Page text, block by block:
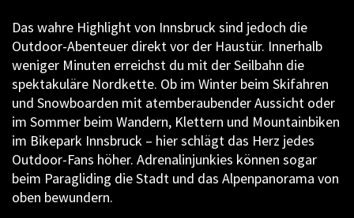
Das wahre Highlight von Innsbruck sind jedoch die
Outdoor-Abenteuer direkt vor der Haustür. Innerhalb
weniger Minuten erreichst du mit der Seilbahn die
spektakuläre Nordkette. Ob im Winter beim Skifahren
und Snowboarden mit atemberaubender Aussicht oder
im Sommer beim Wandern, Klettern und Mountainbiken
im Bikepark Innsbruck – hier schlägt das Herz jedes
Outdoor-Fans höher. Adrenalinjunkies können sogar
beim Paragliding die Stadt und das Alpenpanorama von
oben bewundern.